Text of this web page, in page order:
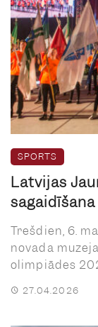
SPORTS
Latvijas
Trešdien, 6.
novada
olimpiādes
27.04.2026